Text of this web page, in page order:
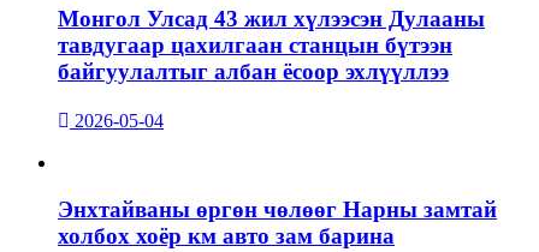
Монгол Улсад 43 жил хүлээсэн Дулааны
тавдугаар цахилгаан станцын бүтээн
байгуулалтыг албан ёсоор эхлүүллээ
2026-05-04
Энхтайваны өргөн чөлөөг Нарны замтай
холбох хоёр км авто зам барина